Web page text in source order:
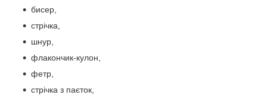
бисер,
стрічка,
шнур,
флакончик-кулон,
фетр,
стрічка з паєток,